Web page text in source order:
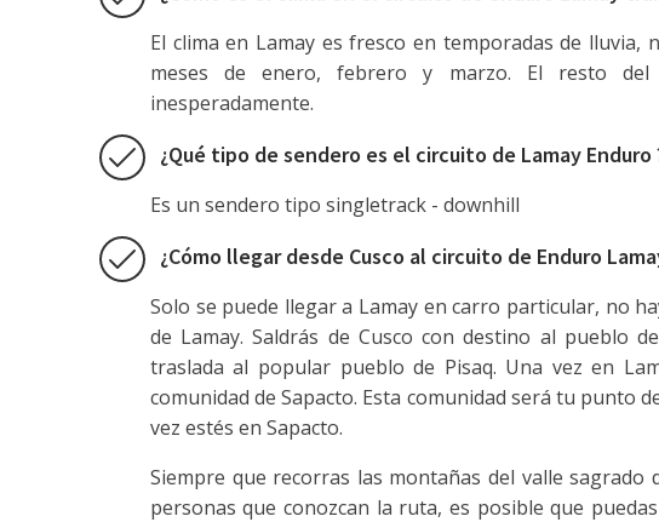
El clima en Lamay es fresco en temporadas de
meses de enero, febrero y marzo. El resto
inesperadamente.
¿Qué tipo de sendero es el circuito de Lamay Enduro
Es un sendero tipo singletrack - downhill
¿Cómo llegar desde Cusco al circuito de Enduro
Solo se puede llegar a Lamay en carro particular, no
de Lamay. Saldrás de Cusco con destino al pueblo
traslada al popular pueblo de Pisaq. Una vez en
comunidad de Sapacto. Esta comunidad será tu punto
vez estés en Sapacto.
Siempre que recorras las montañas del valle sagrado
personas que conozcan la ruta, es posible que